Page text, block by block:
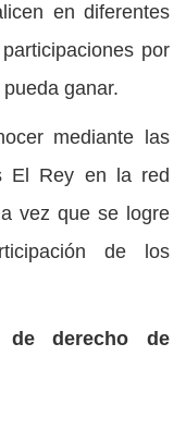
en diferentes
por
ganar.
mediante las
El Rey en la red
vez que se logre
de los
de derecho de